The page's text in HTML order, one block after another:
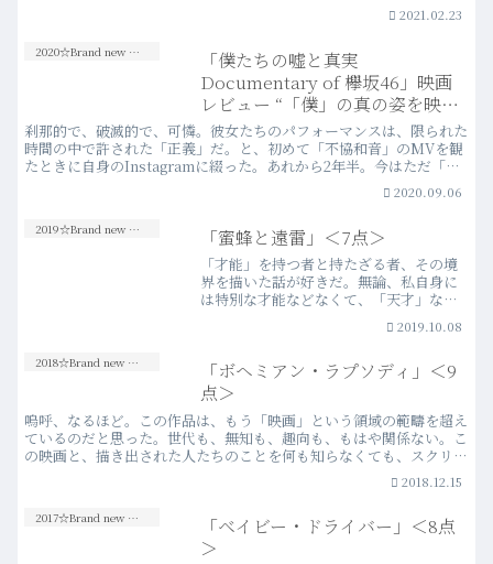
2021.02.23
2020☆Brand new Movies
「僕たちの嘘と真実
Documentary of 欅坂46」映画
レビュー “「僕」の真の姿を映す
ことに意味はあったのか？”
刹那的で、破滅的で、可憐。彼女たちのパフォーマンスは、限られた
時間の中で許された「正義」だ。と、初めて「不協和音」のMVを観
たときに自身のInstagramに綴った。あれから2年半。今はただ「楽
2020.09.06
2019☆Brand new Movies 「蜜蜂と遠雷」＜7点＞
「才能」を持つ者と持たざる者、その境
界を描いた話が好きだ。無論、私自身に
は特別な才能などなくて、「天才」なん
て存在はあまりにも縁遠いものだけれ
ど、物語を通じて、彼らが辿り着く境地
き、何とも芳醇な気持ちにな…more
2019.10.08
2018☆Brand new Movies
「ボヘミアン・ラプソディ」＜9
点＞
嗚呼、なるほど。この作品は、もう「映画」という領域の範疇を超え
ているのだと思った。世代も、無知も、趣向も、もはや関係ない。こ
の映画と、描き出された人たちのことを何も知らなくても、スクリー
ンを通じて目の当たりにしたものに、只々、涙が止まらなく…more
2018.12.15
2017☆Brand new Movies
「ベイビー・ドライバー」＜8点
＞